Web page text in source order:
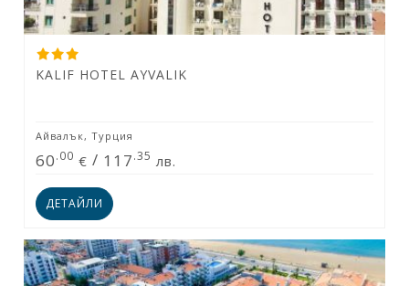
KALIF HOTEL AYVALIK
Айвалък, Турция
60.00 € / 117.35 лв.
ДЕТАЙЛИ